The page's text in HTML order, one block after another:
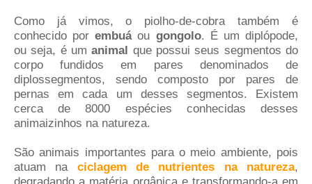
Como já vimos, o piolho-de-cobra também é
conhecido porembuáou gongolo. É um diplópode,
ou seja, é umanimal que possui seus segmentos do
corpo fundidos em pares denominados de
diplossegmentos, sendo composto por pares de
pernas em cada um desses segmentos. Existem
cerca de 8000 espécies conhecidas desses
animaizinhos na natureza.
São animais importantes para o meio ambiente, pois
atuam na ciclagem de nutrientes na natureza,